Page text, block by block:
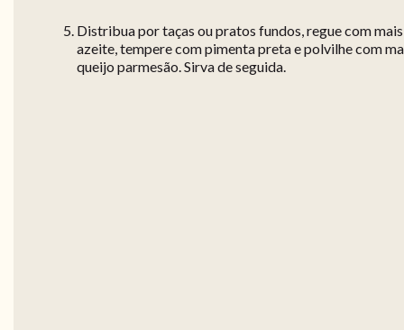
Distribua por taças ou pratos fundos, regue com mais
azeite, tempere com pimenta preta e polvilhe com
queijo parmesão. Sirva de seguida.